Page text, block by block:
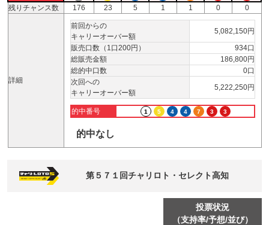
残りチャンス数 176 23 5 1 1 0 0
詳細
前回からの
キャリーオーバー額
5,082,150円
販売口数（1口200円）
934口
総販売金額
186,800円
総的中口数
0口
次回への
キャリーオーバー額
5,222,250円
的中番号 1 5 4 4 7 3 3
的中なし
第５７１回チャリロト・セレクト高知
投票状況
（支持率/予想/並び）